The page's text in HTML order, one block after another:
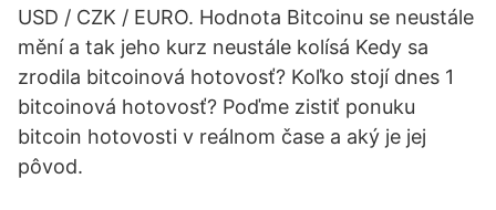
USD / CZK / EURO. Hodnota Bitcoinu se neustále
mění a tak jeho kurz neustále kolísá Kedy sa
zrodila bitcoinová hotovosť? Koľko stojí dnes 1
bitcoinová hotovosť? Poďme zistiť ponuku
bitcoin hotovosti v reálnom čase a aký je jej
pôvod.